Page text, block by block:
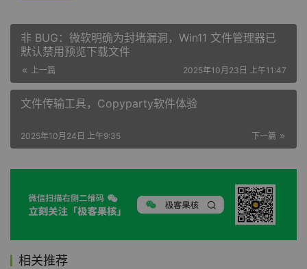
非 BUG：微软明确为封堵漏洞，Win11 文件管理器已
默认禁用预览下载文件
上一篇 2025年10月23日 上午11:47
文件传输工具，Copyparty软件体验
下一篇
2025年10月24日 上午9:35
相关推荐